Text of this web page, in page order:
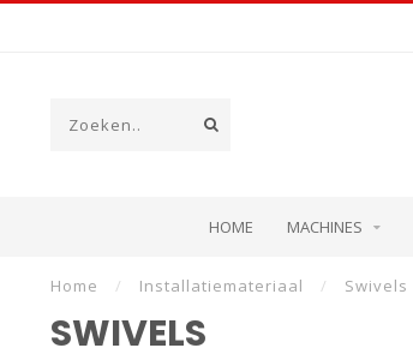
HOME MACHINES
Home / Installatiemateriaal / Swivels
SWIVELS